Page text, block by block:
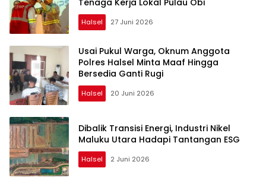
Tenaga Kerja Lokal Pulau Obi
Halsel 27 Juni 2026
Usai Pukul Warga, Oknum Anggota
Polres Halsel Minta Maaf Hingga
Bersedia Ganti Rugi
Halsel 20 Juni 2026
Dibalik Transisi Energi, Industri Nikel
Maluku Utara Hadapi Tantangan ESG
Halsel 2 Juni 2026